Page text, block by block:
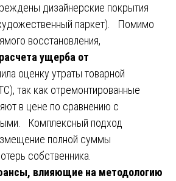
дизайнерские покрытия
паркет). Помимо
восстановления,
расчета ущерба от
оценку утраты товарной
так как отремонтированные
в цене по сравнению с
Комплексный подход
полной суммы
собственника.
влияющие на методологию